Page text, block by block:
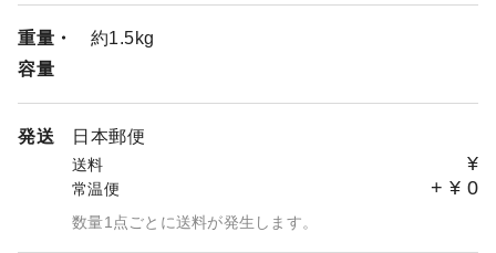
重量・
容量
約1.5kg
発送 日本郵便
送料 ¥
常温便 + ¥ 0
数量1点ごとに送料が発生します。